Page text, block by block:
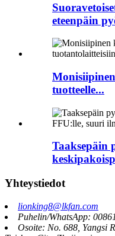
eteenpäin
tuotteelle...
Taaksepäin
Yhteystiedot
lionking8@lkfan.com
Puhelin/WhatsApp:
Osoite: No. 688, Yangsi